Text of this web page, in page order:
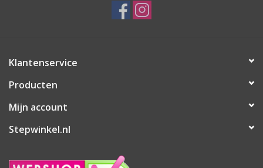
Klantenservice
Producten
Mijn account
Stepwinkel.nl